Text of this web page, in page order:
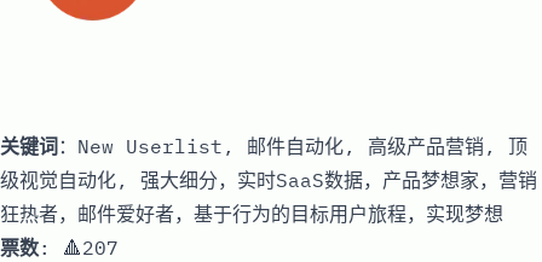
关键词 ：New Userlist, 邮件自动化, 高级产品营销, 顶
级视觉自动化, 强大细分，实时SaaS数据，产品梦想家，营销
狂热者，邮件爱好者，基于行为的目标用户旅程，实现梦想
票数: 🔺207